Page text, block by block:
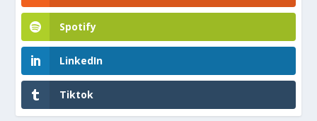
Spotify
LinkedIn
Tiktok